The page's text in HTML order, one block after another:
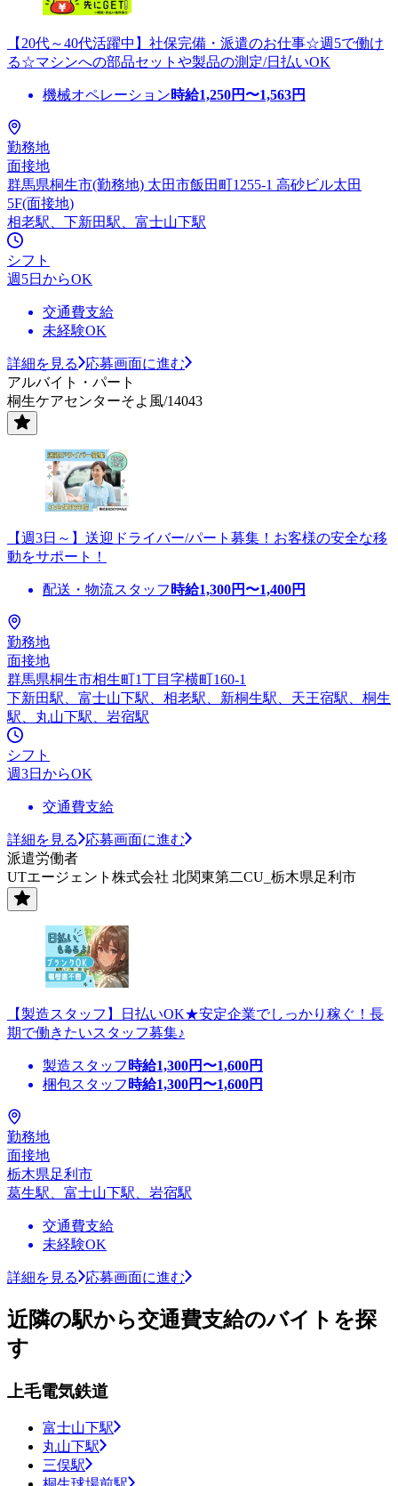
【20代～40代活躍中】社保完備・派遣のお仕事☆週5で働け
る☆マシンへの部品セットや製品の測定/日払いOK
機械オペレーション時給1,250円〜1,563円
勤務地
面接地
群馬県桐生市(勤務地) 太田市飯田町1255-1 高砂ビル太田
5F(面接地)
相老駅、下新田駅、富士山下駅
シフト
週5日からOK
交通費支給
未経験OK
詳細を見る
応募画面に進む
アルバイト・パート
桐生ケアセンターそよ風/14043
【週3日～】送迎ドライバー/パート募集！お客様の安全な移
動をサポート！
配送・物流スタッフ 時給1,300円〜1,400円
勤務地
面接地
群馬県桐生市相生町1丁目字横町160-1
下新田駅、富士山下駅、相老駅、新桐生駅、天王宿駅、桐生
駅、丸山下駅、岩宿駅
シフト
週3日からOK
交通費支給
詳細を見る
応募画面に進む
派遣労働者
UTエージェント株式会社 北関東第二CU_栃木県足利市
【製造スタッフ】日払いOK★安定企業でしっかり稼ぐ！長
期で働きたいスタッフ募集♪
製造スタッフ 時給1,300円〜1,600円
梱包スタッフ 時給1,300円〜1,600円
勤務地
面接地
栃木県足利市
葛生駅、富士山下駅、岩宿駅
交通費支給
未経験OK
詳細を見る 応募画面に進む
近隣の駅から交通費支給のバイトを探
す
上毛電気鉄道
富士山下駅
丸山下駅
三俣駅